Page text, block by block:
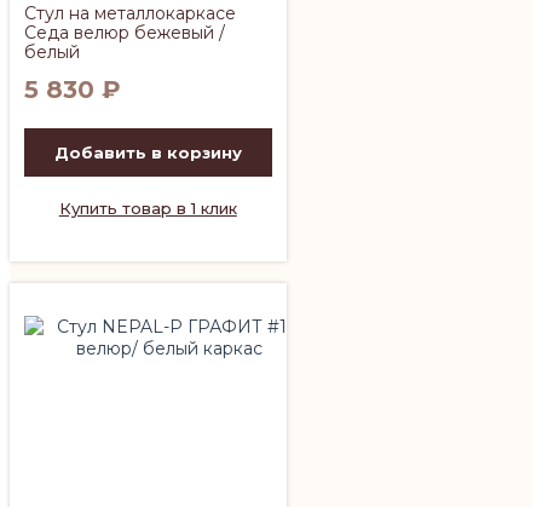
Стул на металлокаркасе
Седа велюр бежевый /
белый
5 830 ₽
Добавить в корзину
Купить товар в 1 клик